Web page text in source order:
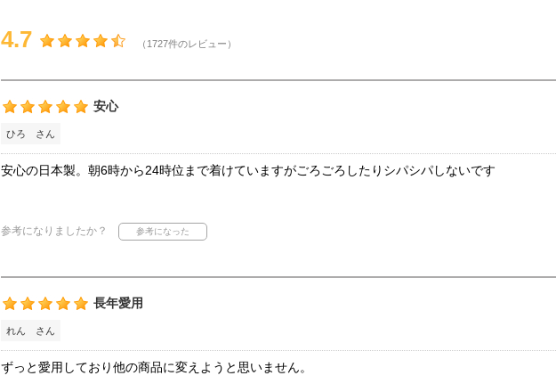
4.7 （1727件のレビュー）
安心
ひろ さん
安心の日本製。朝6時から24時位まで着けていますがごろごろしたりシパシパしないです
参考になりましたか？
長年愛用
れん さん
ずっと愛用しており他の商品に変えようと思いません。